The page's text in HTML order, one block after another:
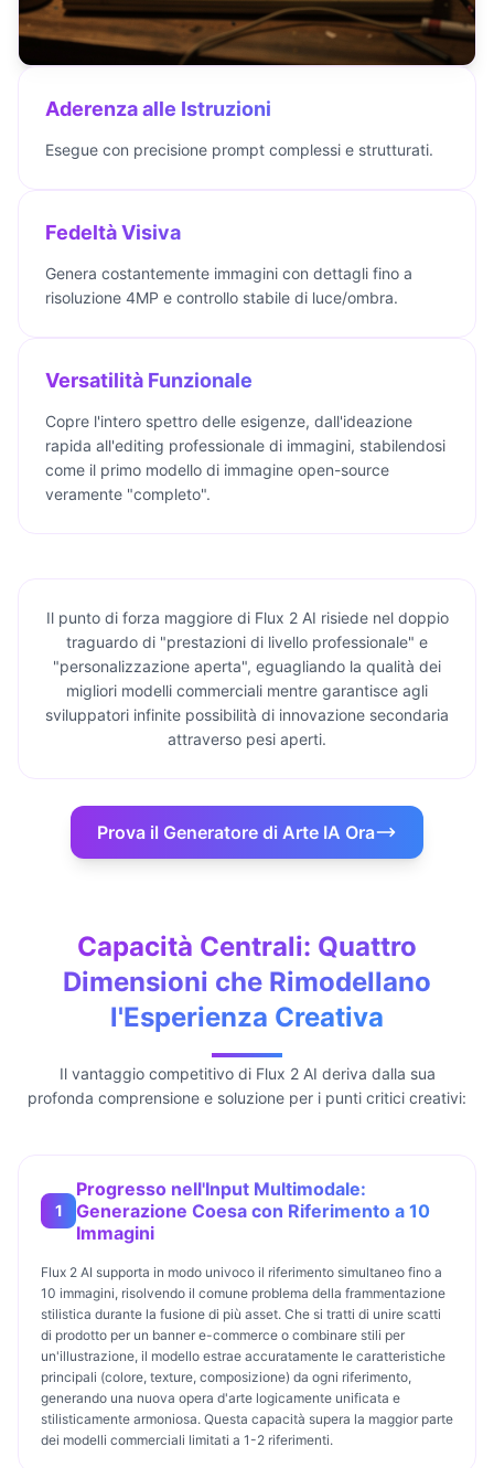
Aderenza alle Istruzioni
Esegue con precisione prompt complessi e strutturati.
Fedeltà Visiva
Genera costantemente immagini con dettagli fino a
risoluzione 4MP e controllo stabile di luce/ombra.
Versatilità Funzionale
Copre l'intero spettro delle esigenze, dall'ideazione
rapida all'editing professionale di immagini, stabilendosi
come il primo modello di immagine open-source
veramente "completo".
Il punto di forza maggiore di Flux 2 AI risiede nel doppio
traguardo di "prestazioni di livello professionale" e
"personalizzazione aperta", eguagliando la qualità dei
migliori modelli commerciali mentre garantisce agli
sviluppatori infinite possibilità di innovazione secondaria
attraverso pesi aperti.
Prova il Generatore di Arte IA Ora
Capacità Centrali: Quattro
Dimensioni che Rimodellano
l'Esperienza Creativa
Il vantaggio competitivo di Flux 2 AI deriva dalla sua
profonda comprensione e soluzione per i punti critici creativi:
1
Progresso nell'Input Multimodale:
Generazione Coesa con Riferimento a 10
Immagini
Flux 2 AI supporta in modo univoco il riferimento simultaneo fino a
10 immagini, risolvendo il comune problema della frammentazione
stilistica durante la fusione di più asset. Che si tratti di unire scatti
di prodotto per un banner e-commerce o combinare stili per
un'illustrazione, il modello estrae accuratamente le caratteristiche
principali (colore, texture, composizione) da ogni riferimento,
generando una nuova opera d'arte logicamente unificata e
stilisticamente armoniosa. Questa capacità supera la maggior parte
dei modelli commerciali limitati a 1-2 riferimenti.